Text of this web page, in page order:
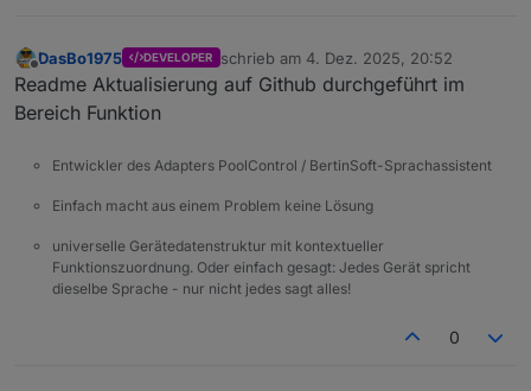
Offline
DasBo1975 DEVELOPER schrieb am 4. Dez. 2025, 20:52
zuletzt editiert von
Readme Aktualisierung auf Github durchgeführt im
Bereich Funktion
Entwickler des Adapters PoolControl / BertinSoft-Sprachassistent
Einfach macht aus einem Problem keine Lösung
universelle Gerätedatenstruktur mit kontextueller
Funktionszuordnung. Oder einfach gesagt: Jedes Gerät spricht
dieselbe Sprache - nur nicht jedes sagt alles!
0